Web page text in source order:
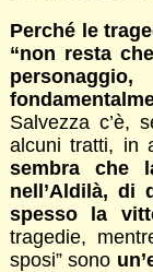
Perché le
“non resta
Salvezza c’è,
alcuni tratti, in
sembra che
nell’Aldilà, di
spesso la
tragedie,
sposi” sono